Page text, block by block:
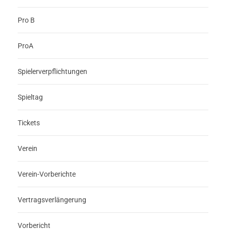
Pro B
ProA
Spielerverpflichtungen
Spieltag
Tickets
Verein
Verein-Vorberichte
Vertragsverlängerung
Vorbericht